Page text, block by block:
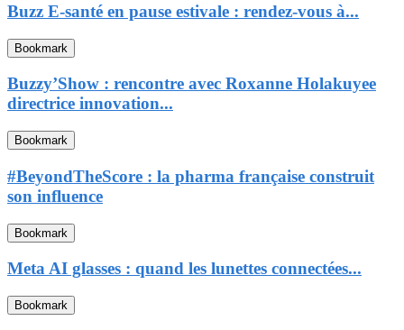
Buzz E-santé en pause estivale : rendez-vous à...
Bookmark
Buzzy’Show : rencontre avec Roxanne Holakuyee
directrice innovation...
Bookmark
#BeyondTheScore : la pharma française construit
son influence
Bookmark
Meta AI glasses : quand les lunettes connectées...
Bookmark